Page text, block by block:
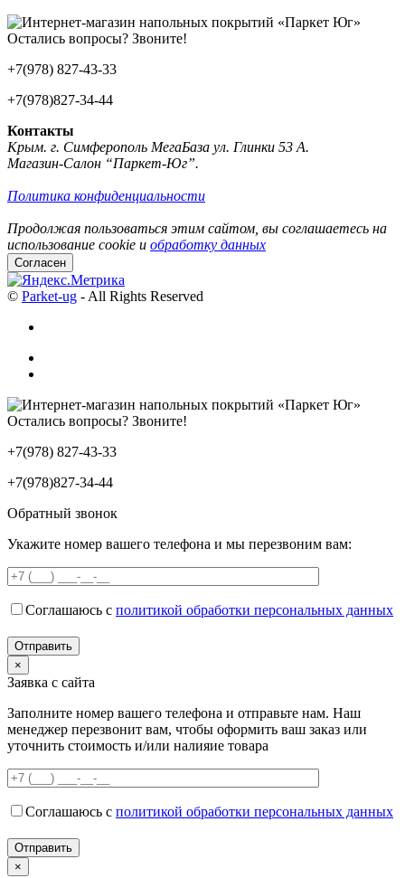
Остались вопросы? Звоните!
+7(978) 827-43-33
+7(978)827-34-44
Контакты
Крым. г. Симферополь МегаБаза ул. Глинки 53 А.
Магазин-Салон “Паркет-Юг”.
Политика конфиденциальности
Продолжая пользоваться этим сайтом, вы соглашаетесь на
использование cookie и обработку данных
Согласен
© Parket-ug - All Rights Reserved
Остались вопросы? Звоните!
+7(978) 827-43-33
+7(978)827-34-44
Обратный звонок
Укажите номер вашего телефона и мы перезвоним вам:
Соглашаюсь с политикой обработки персональных данных
×
Заявка с сайта
Заполните номер вашего телефона и отправьте нам. Наш
менеджер перезвонит вам, чтобы оформить ваш заказ или
уточнить стоимость и/или налияие товара
Соглашаюсь с политикой обработки персональных данных
×